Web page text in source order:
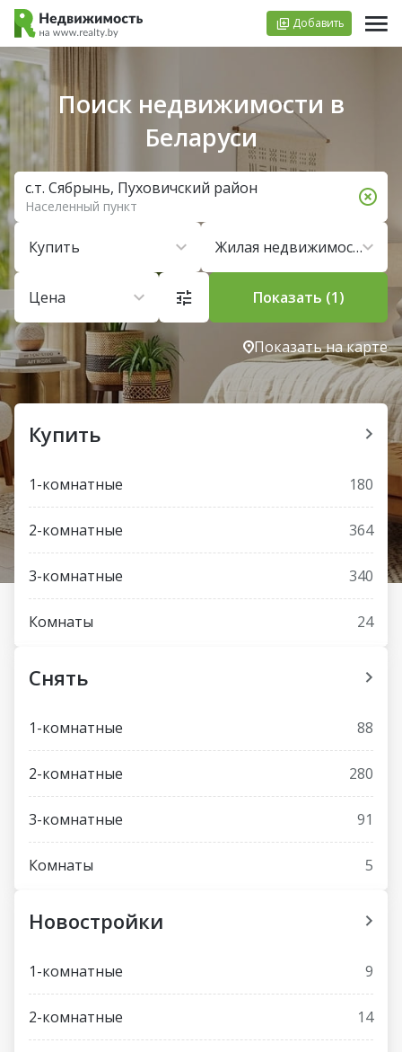
Добавить
Поиск недвижимости в
Беларуси
Купить Жилая недвижимость
Цена
с.т. Сябрынь, Пуховичский район
Населенный пункт
Показать (1)
Показать на карте
Купить
1-комнатные 180
2-комнатные 364
3-комнатные 340
Комнаты 24
Снять
1-комнатные 88
2-комнатные 280
3-комнатные 91
Комнаты 5
Новостройки
1-комнатные 9
2-комнатные 14